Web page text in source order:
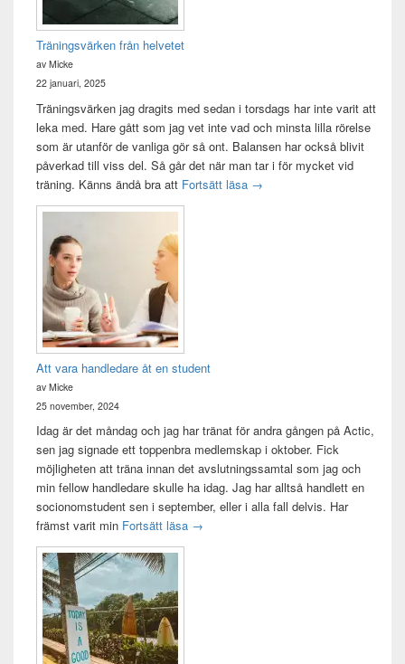
Träningsvärken från helvetet
av Micke
22 januari, 2025
Träningsvärken jag dragits med sedan i torsdags har inte varit att
leka med. Hare gått som jag vet inte vad och minsta lilla rörelse
som är utanför de vanliga gör så ont. Balansen har också blivit
påverkad till viss del. Så går det när man tar i för mycket vid
träning. Känns ändå bra att Fortsätt läsa Träningsvärken från helvetet
→
Att vara handledare åt en student
av Micke
25 november, 2024
Idag är det måndag och jag har tränat för andra gången på Actic,
sen jag signade ett toppenbra medlemskap i oktober. Fick
möjligheten att träna innan det avslutningssamtal som jag och
min fellow handledare skulle ha idag. Jag har alltså handlett en
socionomstudent sen i september, eller i alla fall delvis. Har
främst varit min Fortsätt läsa Att vara handledare åt en student
→